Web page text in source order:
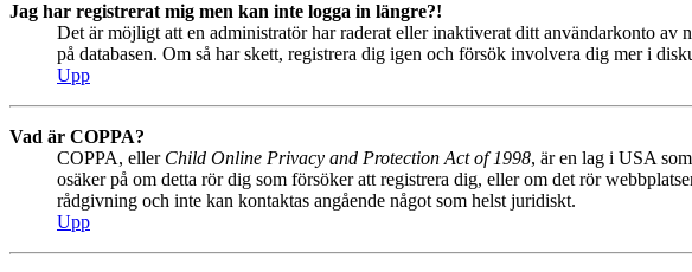
Jag har registrerat mig men kan inte logga in längre?!
Det är möjligt att en administratör har raderat eller inaktiverat ditt användarkonto av
på databasen. Om så har skett, registrera dig igen och försök involvera dig mer i
Upp
Vad är COPPA?
COPPA, eller Child Online Privacy and Protection Act of 1998, är en lag i USA
osäker på om detta rör dig som försöker att registrera dig, eller om det rör
rådgivning och inte kan kontaktas angående något som helst juridiskt.
Upp